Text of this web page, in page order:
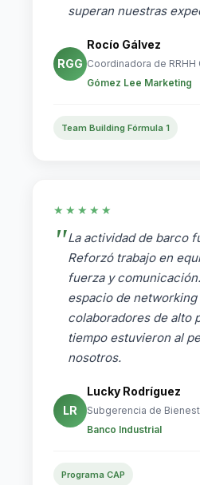
superan nuestras
RGG
Rocío Gálvez
Coordinadora de RRHH
Gómez Lee Marketing
Team Building Fórmula 1
★★★★★
La actividad de barco
Reforzó trabajo en
fuerza y
espacio de
colaboradores de alto
tiempo estuvieron al
nosotros.
LR
Lucky Rodríguez
Subgerencia de
Banco Industrial
Programa CAP